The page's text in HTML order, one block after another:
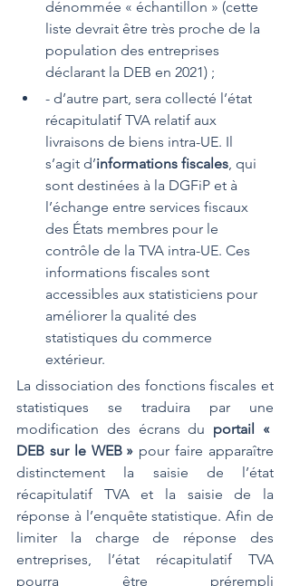
dénommée « échantillon » (cette
liste devrait être très proche de la
population des entreprises
déclarant la DEB en 2021) ;
- d’autre part, sera collecté l’état
récapitulatif TVA relatif aux
livraisons de biens intra-UE. Il
s’agit d’informations fiscales, qui
sont destinées à la DGFiP et à
l’échange entre services fiscaux
des États membres pour le
contrôle de la TVA intra-UE. Ces
informations fiscales sont
accessibles aux statisticiens pour
améliorer la qualité des
statistiques du commerce
extérieur.
La dissociation des fonctions fiscales et
statistiques se traduira par une
modification des écrans du portail «
DEB sur le WEB » pour faire apparaître
distinctement la saisie de l’état
récapitulatif TVA et la saisie de la
réponse à l’enquête statistique. Afin de
limiter la charge de réponse des
entreprises, l’état récapitulatif TVA
pourra être prérempli